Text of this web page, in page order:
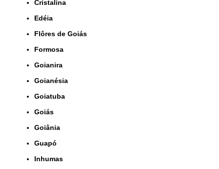
Cristalina
Edéia
Flôres de Goiás
Formosa
Goianira
Goianésia
Goiatuba
Goiás
Goiânia
Guapó
Inhumas